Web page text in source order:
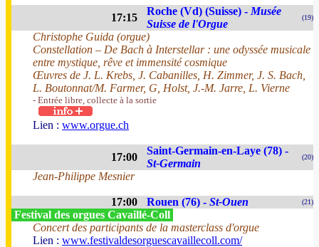
17:15
Roche (Vd) (Suisse) - Musée
Suisse de l'Orgue
(19)
Christophe Guida (orgue)
Constellation – De Bach à Interstellar : une odyssée musicale
entre mystique, rêve et immensité cosmique
Œuvres de J. L. Krebs, J. Cabanilles, H. Zimmer, J. S. Bach,
L. Boutonnat/M. Farmer, G, Holst, J.-M. Jarre, L. Vierne
- Entrée libre, collecte à la sortie
Lien : www.orgue.ch
17:00
Saint-Germain-en-Laye (78) -
St-Germain
(20)
Jean-Philippe Mesnier
17:00 Rouen (76) - St-Ouen (21)
Festival des orgues Cavaillé-Coll
Concert des participants de la masterclass d'orgue
Lien : www.festivaldesorguescavaillecoll.com/